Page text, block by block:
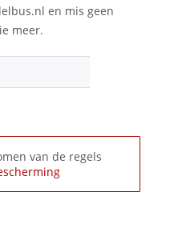
en mis geen
meer.
van de regels